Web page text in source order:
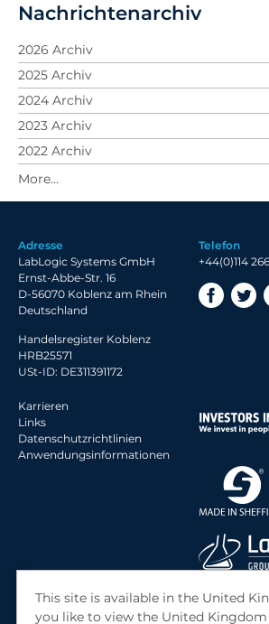
Nachrichtenarchiv
2026 Archiv
2025 Archiv
2024 Archiv
2023 Archiv
2022 Archiv
2021 Archiv
2020 Archiv
2018 Archiv
Adresse
LabLogic Systems GmbH
Ernst-Abbe-Str. 16
D-56070 Koblenz am Rhein
Deutschland
Handelsregister Koblenz
HRB25571
USt-ID: DE311391172
Telefon
+44(0)114
Karrieren
Links
Datenschutzrichtlinien
Anwendungsinformationen
© 2026
Site by Jack
This site is available in the United
you like to view the United Kingdom